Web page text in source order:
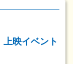
映イベント